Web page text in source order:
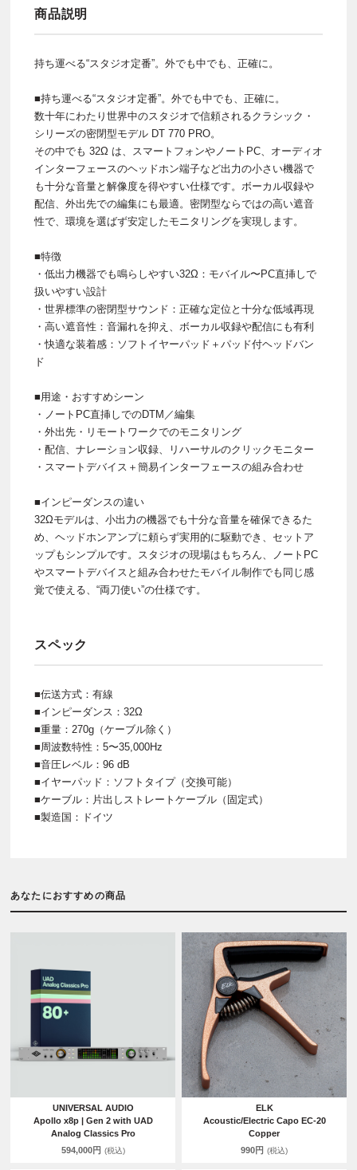
商品説明
持ち運べる“スタジオ定番”。外でも中でも、正確に。
■持ち運べる“スタジオ定番”。外でも中でも、正確に。
数十年にわたり世界中のスタジオで信頼されるクラシック・
シリーズの密閉型モデル DT 770 PRO。
その中でも 32Ω は、スマートフォンやノートPC、オーディオ
インターフェースのヘッドホン端子など出力の小さい機器で
も十分な音量と解像度を得やすい仕様です。ボーカル収録や
配信、外出先での編集にも最適。密閉型ならではの高い遮音
性で、環境を選ばず安定したモニタリングを実現します。
■特徴
・低出力機器でも鳴らしやすい32Ω：モバイル〜PC直挿しで
扱いやすい設計
・世界標準の密閉型サウンド：正確な定位と十分な低域再現
・高い遮音性：音漏れを抑え、ボーカル収録や配信にも有利
・快適な装着感：ソフトイヤーパッド＋パッド付ヘッドバン
ド
■用途・おすすめシーン
・ノートPC直挿しでのDTM／編集
・外出先・リモートワークでのモニタリング
・配信、ナレーション収録、リハーサルのクリックモニター
・スマートデバイス＋簡易インターフェースの組み合わせ
■インピーダンスの違い
32Ωモデルは、小出力の機器でも十分な音量を確保できるた
め、ヘッドホンアンプに頼らず実用的に駆動でき、セットア
ップもシンプルです。スタジオの現場はもちろん、ノートPC
やスマートデバイスと組み合わせたモバイル制作でも同じ感
覚で使える、“両刀使い”の仕様です。
スペック
■伝送方式：有線
■インピーダンス：32Ω
■重量：270g（ケーブル除く）
■周波数特性：5〜35,000Hz
■音圧レベル：96 dB
■イヤーパッド：ソフトタイプ（交換可能）
■ケーブル：片出しストレートケーブル（固定式）
■製造国：ドイツ
あなたにおすすめの商品
UNIVERSAL AUDIO
Apollo x8p | Gen 2 with UAD
Analog Classics Pro
594,000円 (税込)
ELK
Acoustic/Electric Capo EC-20
Copper
990円 (税込)